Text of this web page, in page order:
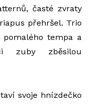
časté zvraty
přehršel. Trio
tempa a
zuby zběsilou
svoje hnízdečko